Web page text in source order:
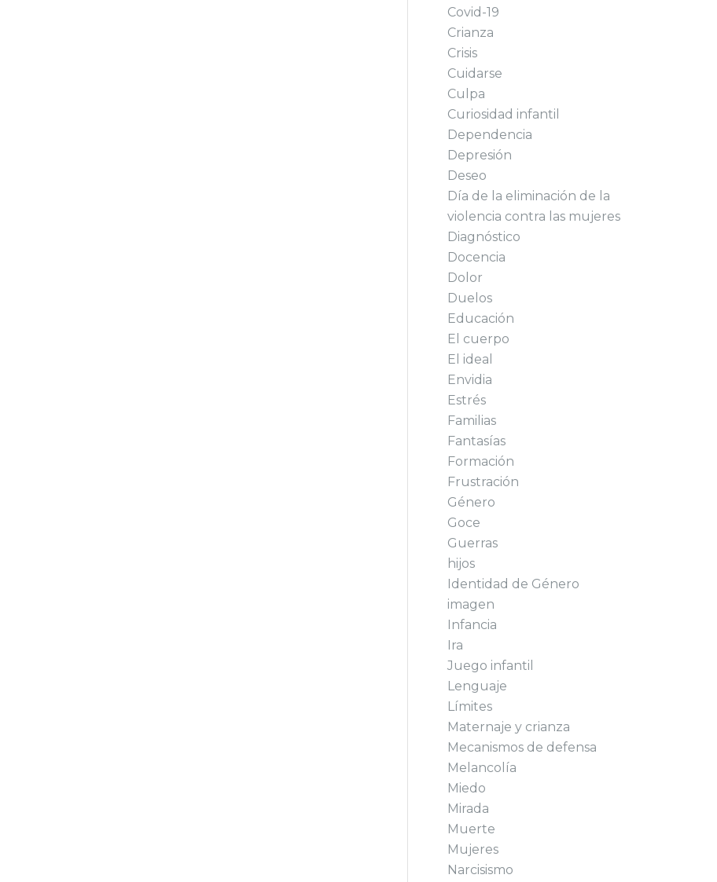
Covid-19
Crianza
Crisis
Cuidarse
Culpa
Curiosidad infantil
Dependencia
Depresión
Deseo
Día de la eliminación de la
violencia contra las mujeres
Diagnóstico
Docencia
Dolor
Duelos
Educación
El cuerpo
El ideal
Envidia
Estrés
Familias
Fantasías
Formación
Frustración
Género
Goce
Guerras
hijos
Identidad de Género
imagen
Infancia
Ira
Juego infantil
Lenguaje
Límites
Maternaje y crianza
Mecanismos de defensa
Melancolía
Miedo
Mirada
Muerte
Mujeres
Narcisismo